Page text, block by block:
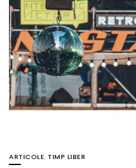
ARTICOLE, TIMP LIBER